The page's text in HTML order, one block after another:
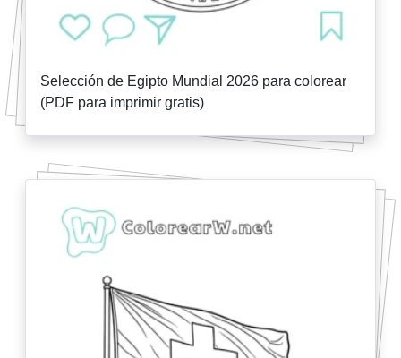
Selección de Egipto Mundial 2026 para colorear
(PDF para imprimir gratis)